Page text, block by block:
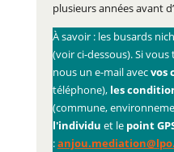
plusieurs années avant
À savoir : les busards
(voir ci-dessous). Si
nous un e-mail avecvos
téléphone), les
(commune,
l'individu et le point
: